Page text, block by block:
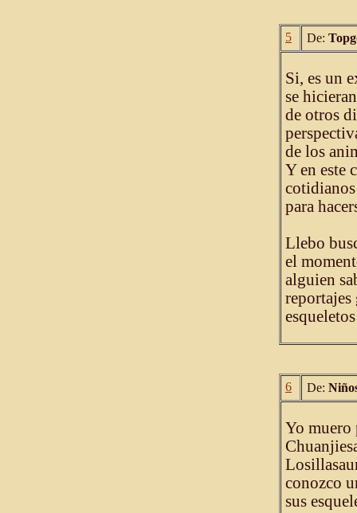
5 De:
Si, es un
se
de otros
de los
Y en este
para
Llebo
el
alguien
reportajes
6 De:
Yo muero
conozco
sus